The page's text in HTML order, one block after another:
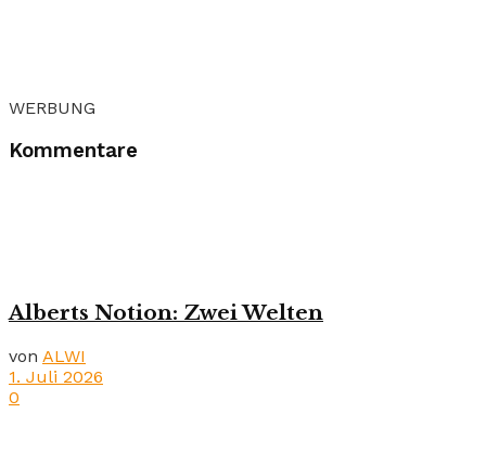
WERBUNG
Kommentare
Alberts Notion: Zwei Welten
von ALWI
1. Juli 2026
0